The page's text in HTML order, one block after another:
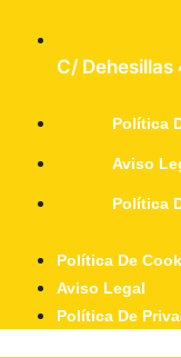
C/
Política
Aviso
Política
Política De
Aviso Legal
Política De